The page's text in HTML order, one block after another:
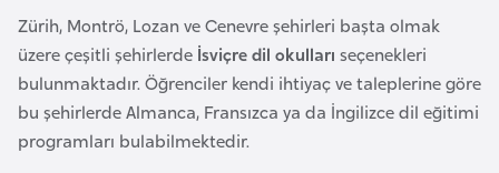
Zürih, Montrö, Lozan ve Cenevre şehirleri başta olmak
üzere çeşitli şehirlerde İsviçre dil okulları seçenekleri
bulunmaktadır. Öğrenciler kendi ihtiyaç ve taleplerine göre
bu şehirlerde Almanca, Fransızca ya da İngilizce dil eğitimi
programları bulabilmektedir.
l
a
d
e
ş